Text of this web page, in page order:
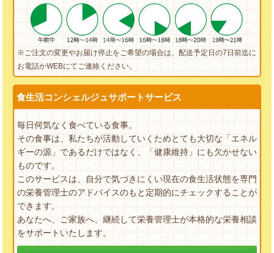
※ご注文の変更やお届け停止をご希望の場合は、配送予定日の7日前迄に
お電話かWEBにてご連絡ください。
食生活コンシェルジュサポートサービス
毎日何気なく食べている食事。
その食事は、私たちが活動していくためとても大切な「エネル
ギーの源」であるだけではなく、「健康維持」にも欠かせない
ものです。
このサービスは、自分で気づきにくい現在の食生活状態を専門
の栄養管理士のアドバイスのもと定期的にチェックすることが
できます。
あなたへ、ご家族へ、継続して栄養管理士が本格的な栄養相談
をサポートいたします。